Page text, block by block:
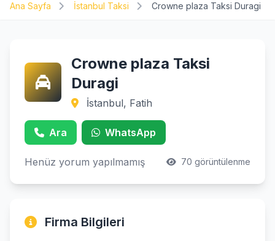
Ana Sayfa İstanbul Taksi Crowne plaza Taksi Duragi
Crowne plaza Taksi
Duragi
İstanbul, Fatih
Ara WhatsApp
Henüz yorum yapılmamış 70 görüntülenme
Firma Bilgileri